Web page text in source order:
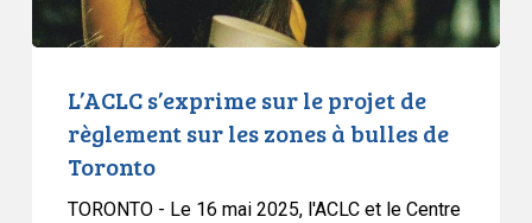
zones
Toronto
L’ACLC s’exprime sur le projet de
règlement sur les zones à bulles de
Toronto
TORONTO - Le 16 mai 2025, l'ACLC et le Centre